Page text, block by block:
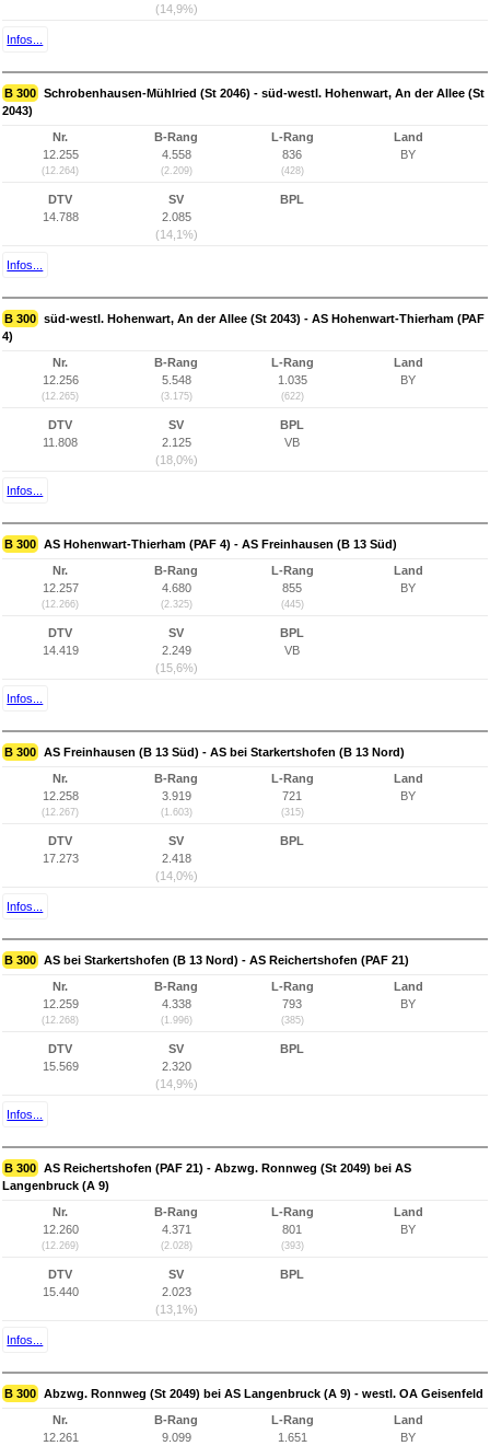
(14,9%)
Infos...
B 300 Schrobenhausen-Mühlried (St 2046) - süd-westl. Hohenwart, An der Allee (St
2043)
Nr.
12.255
(12.264)
B-Rang
4.558
(2.209)
L-Rang
836
(428)
Land
BY
DTV
14.788
SV
2.085
(14,1%)
BPL
Infos...
B 300 süd-westl. Hohenwart, An der Allee (St 2043) - AS Hohenwart-Thierham (PAF
4)
Nr.
12.256
(12.265)
B-Rang
5.548
(3.175)
L-Rang
1.035
(622)
Land
BY
DTV
11.808
SV
2.125
(18,0%)
BPL
VB
Infos...
B 300 AS Hohenwart-Thierham (PAF 4) - AS Freinhausen (B 13 Süd)
Nr.
12.257
(12.266)
B-Rang
4.680
(2.325)
L-Rang
855
(445)
Land
BY
DTV
14.419
SV
2.249
(15,6%)
BPL
VB
Infos...
B 300 AS Freinhausen (B 13 Süd) - AS bei Starkertshofen (B 13 Nord)
Nr.
12.258
(12.267)
B-Rang
3.919
(1.603)
L-Rang
721
(315)
Land
BY
DTV
17.273
SV
2.418
(14,0%)
BPL
Infos...
B 300 AS bei Starkertshofen (B 13 Nord) - AS Reichertshofen (PAF 21)
Nr.
12.259
(12.268)
B-Rang
4.338
(1.996)
L-Rang
793
(385)
Land
BY
DTV
15.569
SV
2.320
(14,9%)
BPL
Infos...
B 300 AS Reichertshofen (PAF 21) - Abzwg. Ronnweg (St 2049) bei AS
Langenbruck (A 9)
Nr.
12.260
(12.269)
B-Rang
4.371
(2.028)
L-Rang
801
(393)
Land
BY
DTV
15.440
SV
2.023
(13,1%)
BPL
Infos...
B 300 Abzwg. Ronnweg (St 2049) bei AS Langenbruck (A 9) - westl. OA Geisenfeld
Nr.
12.261
B-Rang
9.099
L-Rang
1.651
Land
BY